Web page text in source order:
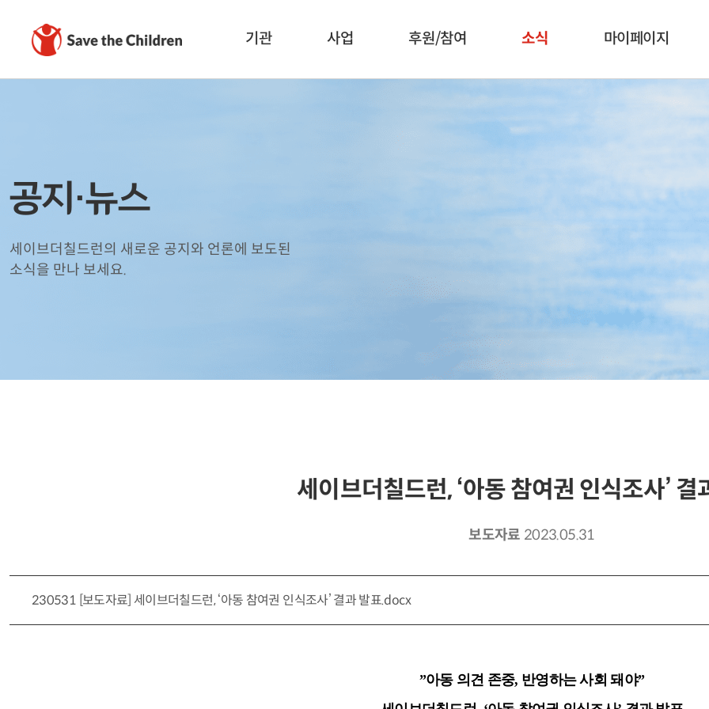
기관 사업 후원/참여 소식 마이페이지
공지·뉴스
세이브더칠드런의 새로운 공지와 언론에 보도된
소식을 만나 보세요.
세이브더칠드런, ‘아동 참여권 인식조사’ 결
보도자료 2023.05.31
230531 [보도자료] 세이브더칠드런, ‘아동 참여권 인식조사’ 결과 발표.docx
”아동 의견 존중, 반영하는 사회 돼야”